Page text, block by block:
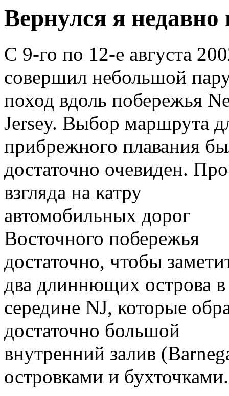
Вернулся я недавно
С 9-го по 12-е августа
совершил небольшой
поход вдоль побережья
Jersey. Выбор маршрута
прибрежного плавания
достаточно очевиден.
взгляда на катру
автомобильных дорог
Восточного побережья
достаточно, чтобы
два длиннющих острова в
середине NJ, которые
достаточно большой
внутренний залив
островками и бухточками.